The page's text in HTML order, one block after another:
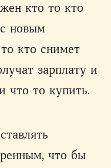
кто то кто
новым
кто снимет
зарплату и
что то купить.
что бы